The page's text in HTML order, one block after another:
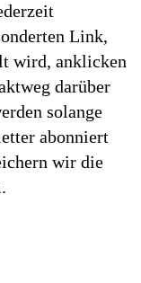
Link,
wird, anklicken
darüber
solange
abonniert
wir die